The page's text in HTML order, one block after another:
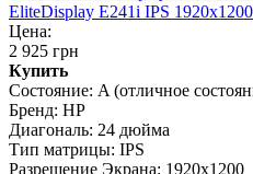
EliteDisplay E241i IPS
Цена:
2 925 грн
Купить
Состояние: A (отличное
Бренд: HP
Диагональ: 24 дюйма
Тип матрицы: IPS
Разрешение Экрана: 1920x1200